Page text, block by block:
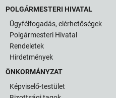
POLGÁRMESTERI HIVATAL
Ügyfélfogadás, elérhetőségek
Polgármesteri Hivatal
Rendeletek
Hirdetmények
ÖNKORMÁNYZAT
Képviselő-testület